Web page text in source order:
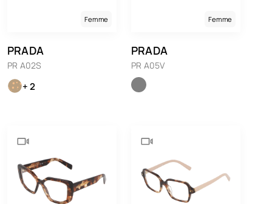
Femme
PRADA
PR A02S
+ 2
Femme
PRADA
PR A05V